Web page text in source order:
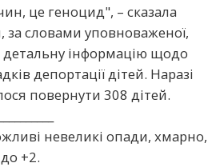
це геноцид", – сказала
за словами уповноваженої,
детальну інформацію щодо
депортації дітей. Наразі
повернути 308 дітей.
невеликі опади, хмарно,
+2.